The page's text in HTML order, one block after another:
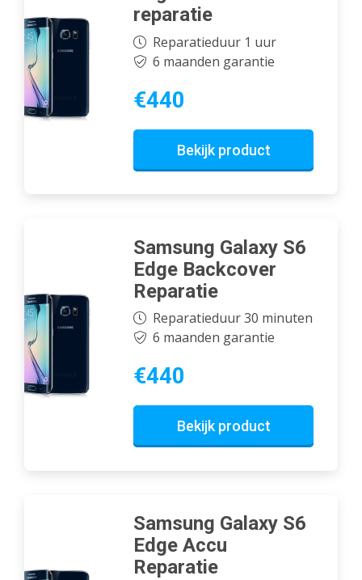
reparatie
Reparatieduur 1 uur
6 maanden garantie
€440
Bekijk product
Samsung Galaxy S6
Edge Backcover
Reparatie
Reparatieduur 30 minuten
6 maanden garantie
€440
Bekijk product
Samsung Galaxy S6
Edge Accu
Reparatie